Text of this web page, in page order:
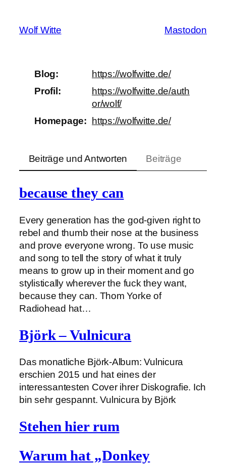
springen
Wolf Witte Mastodon
Blog https://wolfwitte.de/
Profil
https://wolfwitte.de/auth
or/wolf/
Homepage
https://wolfwitte.de/
Beiträge und Antworten Beiträge
because they can
Every generation has the god-given right to
rebel and thumb their nose at the business
and prove everyone wrong. To use music
and song to tell the story of what it truly
means to grow up in their moment and go
stylistically wherever the fuck they want,
because they can. Thom Yorke of
Radiohead hat…
Björk – Vulnicura
Das monatliche Björk-Album: Vulnicura
erschien 2015 und hat eines der
interessantesten Cover ihrer Diskografie. Ich
bin sehr gespannt. Vulnicura by Björk
Stehen hier rum
Warum hat „Donkey